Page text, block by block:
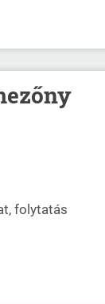
folytatás